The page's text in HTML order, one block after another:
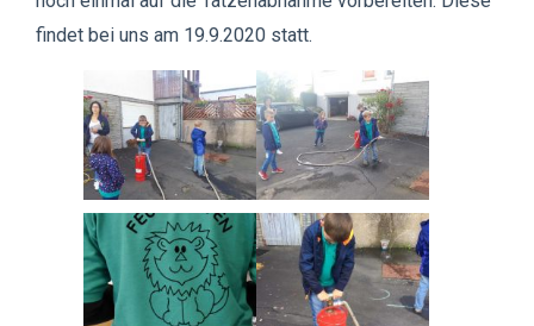
findet bei uns am 19.9.2020 statt.